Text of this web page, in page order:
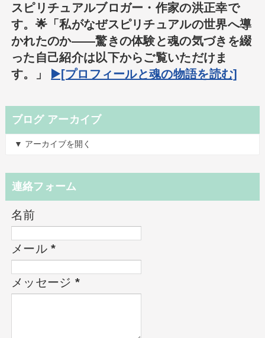
スピリチュアルブロガー・作家の洪正幸で
す。🌟「私がなぜスピリチュアルの世界へ導
かれたのか――驚きの体験と魂の気づきを綴
った自己紹介は以下からご覧いただけま
す。」
▶️[プロフィールと魂の物語を読む]
ブログ アーカイブ
▼ アーカイブを開く
連絡フォーム
名前
メール*
メッセージ *